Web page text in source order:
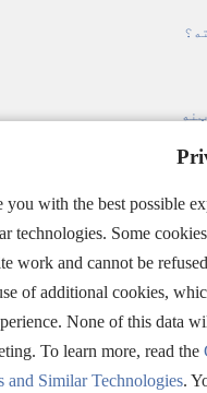
you with the best possible
technologies. Some
work and cannot be
of additional cookies,
None of this data
To learn more, read the
and Similar Technologies.
انټرنېټي کتابتون